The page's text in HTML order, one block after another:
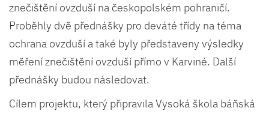
znečištění ovzduší na českopolském pohraničí.
Proběhly dvě přednášky pro deváté třídy na téma
ochrana ovzduší a také byly představeny výsledky
měření znečištění ovzduší přímo v Karviné. Další
přednášky budou následovat.
Cílem projektu, který připravila Vysoká škola báňská